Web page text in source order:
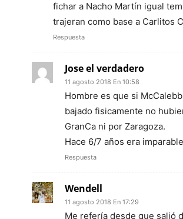
fichar a Nacho Martín igual
trajeran como base a Carlitos
Respuesta
Jose el verdadero
11 agosto 2018 En 10:58
Hombre es que si
bajado fisicamente no
GranCa ni por Zaragoza.
Hace 6/7 años era
Respuesta
Wendell
11 agosto 2018 En 17:29
Me refería desde que salió